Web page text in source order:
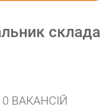
склада
ВАКАНСІЙ